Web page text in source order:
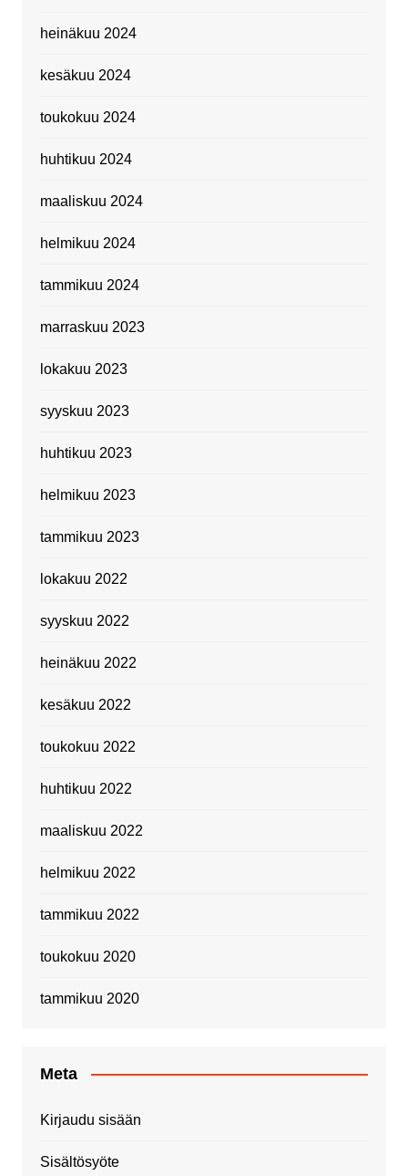
heinäkuu 2024
kesäkuu 2024
toukokuu 2024
huhtikuu 2024
maaliskuu 2024
helmikuu 2024
tammikuu 2024
marraskuu 2023
lokakuu 2023
syyskuu 2023
huhtikuu 2023
helmikuu 2023
tammikuu 2023
lokakuu 2022
syyskuu 2022
heinäkuu 2022
kesäkuu 2022
toukokuu 2022
huhtikuu 2022
maaliskuu 2022
helmikuu 2022
tammikuu 2022
toukokuu 2020
tammikuu 2020
Meta
Kirjaudu sisään
Sisältösyöte